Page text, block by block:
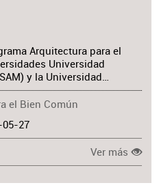
Arquitectura para el
Universidad
y la Universidad…
el Bien Común
05-27
Ver más